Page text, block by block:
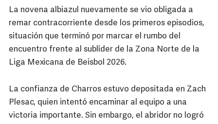
La novena albiazul nuevamente se vio obligada a
remar contracorriente desde los primeros episodios,
situación que terminó por marcar el rumbo del
encuentro frente al sublíder de la Zona Norte de la
Liga Mexicana de Beisbol 2026.
La confianza de Charros estuvo depositada en Zach
Plesac, quien intentó encaminar al equipo a una
victoria importante. Sin embargo, el abridor no logró